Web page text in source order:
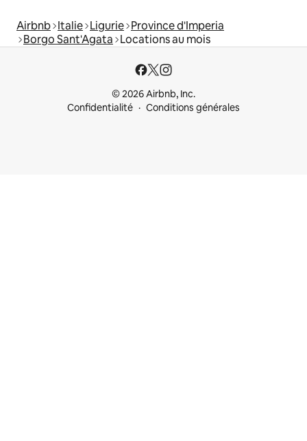
Airbnb Italie Ligurie Province d'Imperia
Borgo Sant'Agata Locations au mois
© 2026 Airbnb, Inc.
Confidentialité
Conditions générales